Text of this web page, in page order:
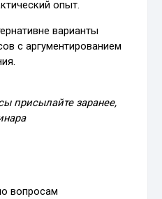
опыт.
варианты
с аргументированием
присылайте заранее,
вопросам